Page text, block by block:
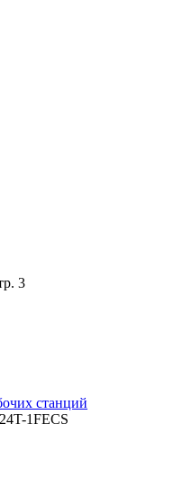
3
станций
1FECS